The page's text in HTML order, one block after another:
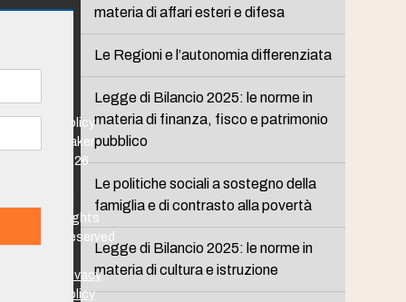
materia di affari esteri e difesa
Le Regioni e l’autonomia differenziata
Legge di Bilancio 2025: le norme in
materia di finanza, fisco e patrimonio
pubblico
Le politiche sociali a sostegno della
famiglia e di contrasto alla povertà
Legge di Bilancio 2025: le norme in
materia di cultura e istruzione
Policy
Maker
2026
Rights
Reserved
Privacy
Policy